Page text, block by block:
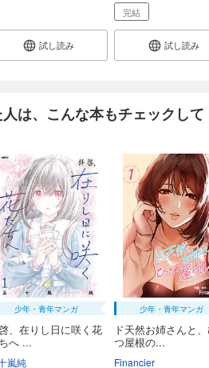
試し読み
完結
試し読み
は、こんな本もチェックして
少年・青年マンガ
、在りし日に咲く花
へ ...
嵐純
少年・青年マンガ
ド天然お姉さんと
つ屋根の...
Financier